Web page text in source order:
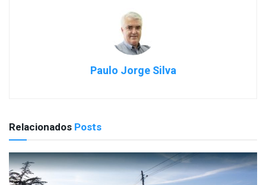
Paulo Jorge Silva
Relacionados Posts